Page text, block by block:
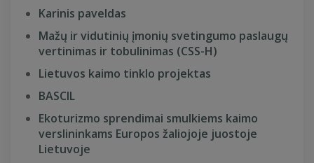
Karinis paveldas
Mažų ir vidutinių įmonių svetingumo paslaugų
vertinimas ir tobulinimas (CSS-H)
Lietuvos kaimo tinklo projektas
BASCIL
Ekoturizmo sprendimai smulkiems kaimo
verslininkams Europos žaliojoje juostoje
Lietuvoje